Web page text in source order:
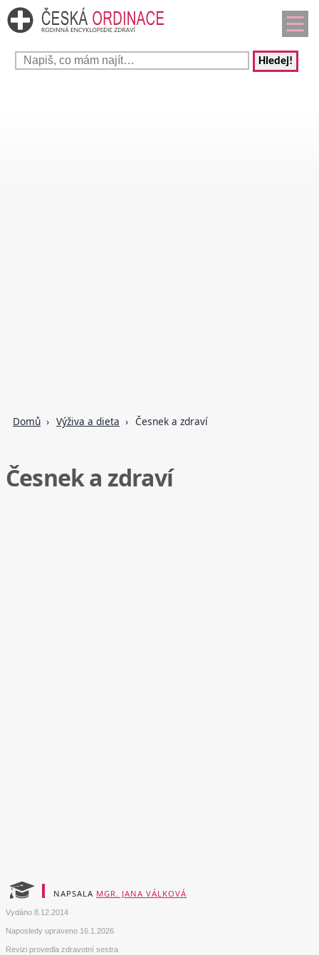
Hledej!
Domů Výživa a dieta Česnek a zdraví
Česnek a zdraví
NAPSALA MGR. JANA VÁLKOVÁ
Vydáno 8.12.2014
Naposledy upraveno 16.1.2026
Revizi provedla zdravotní sestra